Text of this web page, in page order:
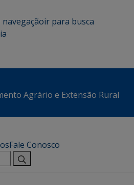
ir para busca
Agrário e Extensão Rural
Fale Conosco